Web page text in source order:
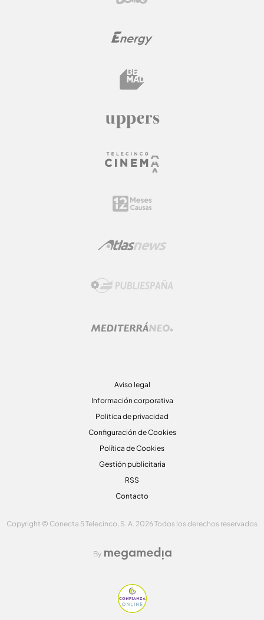
Aviso legal
Información corporativa
Politica de privacidad
Configuración de Cookies
Política de Cookies
Gestión publicitaria
RSS
Contacto
Copyright © Conecta 5 Telecinco, S. A. 2026 Todos los derechos reservados
By